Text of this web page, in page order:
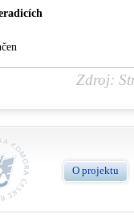
Zdroj:
O projektu